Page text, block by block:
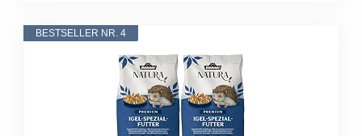
BESTSELLER NR. 4